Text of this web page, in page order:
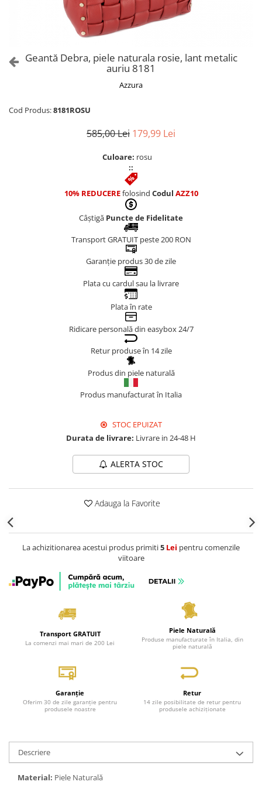
Genți Albe
Genți Bleumarin
Geantă Debra, piele naturala rosie, lant metalic
auriu 8181
Azzura
Cod Produs:8181ROSU
585,00 Lei 179,99 Lei
Culoare: rosu
::
10% REDUCEREfolosind Codul AZZ10
Câștigă Puncte de Fidelitate
Transport GRATUIT peste 200 RON
Garanție produs 30 de zile
Plata cu cardul sau la livrare
Plata în rate
Ridicare personală din easybox 24/7
Retur produse în 14 zile
Produs din piele naturală
Produs manufacturat în Italia
STOC EPUIZAT
Durata de livrare: Livrare in 24-48 H
ALERTA STOC
Adauga la Favorite
La achizitionarea acestui produs primiti5 Lei pentru comenzile
viitoare
Transport GRATUIT
La comenzi mai mari de 200 Lei
Piele Naturală
Produse manufacturate în Italia, din
piele naturală
Garanție
Oferim 30 de zile garanție pentru
produsele noastre
Retur
14 zile posibilitate de retur pentru
produsele achiziționate
Descriere
Material: Piele Naturală